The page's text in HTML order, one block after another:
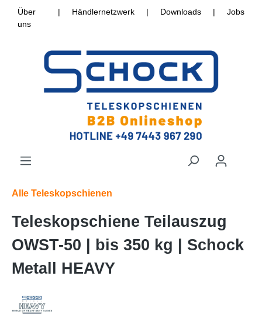
Über
uns
| Händlernetzwerk | Downloads | Jobs
Alle Teleskopschienen
Teleskopschiene Teilauszug
OWST-50 | bis 350 kg | Schock
Metall HEAVY